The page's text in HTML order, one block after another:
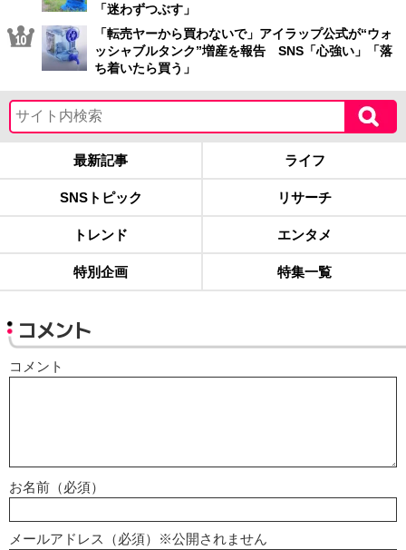
「迷わずつぶす」
「転売ヤーから買わないで」アイラップ公式が“ウォ
ッシャブルタンク”増産を報告 SNS「心強い」「落
ち着いたら買う」
最新記事 ライフ
SNSトピック リサーチ
トレンド エンタメ
特別企画 特集一覧
コメント
コメント
お名前（必須）
メールアドレス（必須）※公開されません